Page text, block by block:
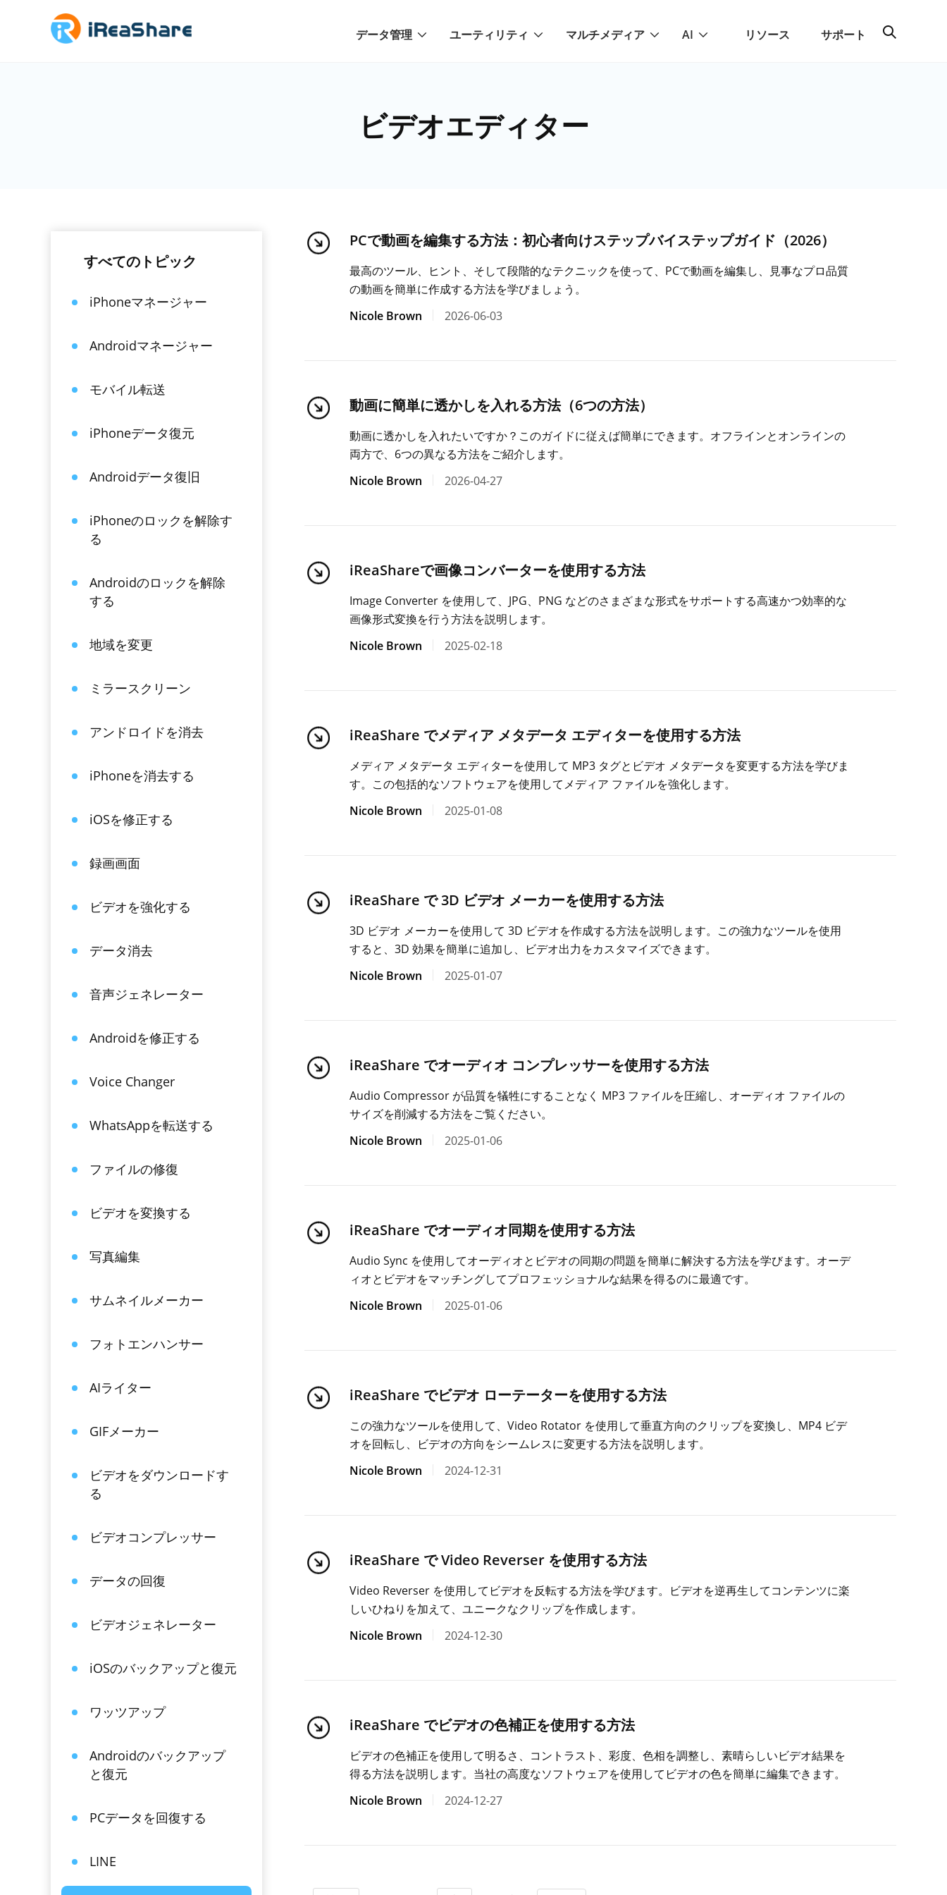
データ管理 ユーティリティ マルチメディア AI リソース サポート
ビデオエディター
すべてのトピック
iPhoneマネージャー
Androidマネージャー
モバイル転送
iPhoneデータ復元
Androidデータ復旧
iPhoneのロックを解除す
る
Androidのロックを解除
する
地域を変更
ミラースクリーン
アンドロイドを消去
iPhoneを消去する
iOSを修正する
録画画面
ビデオを強化する
データ消去
音声ジェネレーター
Androidを修正する
Voice Changer
WhatsAppを転送する
ファイルの修復
ビデオを変換する
写真編集
サムネイルメーカー
フォトエンハンサー
AIライター
GIFメーカー
ビデオをダウンロードす
る
ビデオコンプレッサー
データの回復
ビデオジェネレーター
iOSのバックアップと復元
ワッツアップ
Androidのバックアップ
と復元
PCデータを回復する
LINE
PCで動画を編集する方法：初心者向けステップバイステップガイド（2026）
最高のツール、ヒント、そして段階的なテクニックを使って、PCで動画を編集し、見事なプロ品質
の動画を簡単に作成する方法を学びましょう。
Nicole Brown
2026-06-03
動画に簡単に透かしを入れる方法（6つの方法）
動画に透かしを入れたいですか？このガイドに従えば簡単にできます。オフラインとオンラインの
両方で、6つの異なる方法をご紹介します。
Nicole Brown
2026-04-27
iReaShareで画像コンバーターを使用する方法
Image Converter を使用して、JPG、PNG などのさまざまな形式をサポートする高速かつ効率的な
画像形式変換を行う方法を説明します。
Nicole Brown
2025-02-18
iReaShare でメディア メタデータ エディターを使用する方法
メディア メタデータ エディターを使用して MP3 タグとビデオ メタデータを変更する方法を学びま
す。この包括的なソフトウェアを使用してメディア ファイルを強化します。
Nicole Brown
2025-01-08
iReaShare で 3D ビデオ メーカーを使用する方法
3D ビデオ メーカーを使用して 3D ビデオを作成する方法を説明します。この強力なツールを使用
すると、3D 効果を簡単に追加し、ビデオ出力をカスタマイズできます。
Nicole Brown
2025-01-07
iReaShare でオーディオ コンプレッサーを使用する方法
Audio Compressor が品質を犠牲にすることなく MP3 ファイルを圧縮し、オーディオ ファイルの
サイズを削減する方法をご覧ください。
Nicole Brown
2025-01-06
iReaShare でオーディオ同期を使用する方法
Audio Sync を使用してオーディオとビデオの同期の問題を簡単に解決する方法を学びます。オーデ
ィオとビデオをマッチングしてプロフェッショナルな結果を得るのに最適です。
Nicole Brown
2025-01-06
iReaShare でビデオ ローテーターを使用する方法
この強力なツールを使用して、Video Rotator を使用して垂直方向のクリップを変換し、MP4 ビデ
オを回転し、ビデオの方向をシームレスに変更する方法を説明します。
Nicole Brown
2024-12-31
iReaShare で Video Reverser を使用する方法
Video Reverser を使用してビデオを反転する方法を学びます。ビデオを逆再生してコンテンツに楽
しいひねりを加えて、ユニークなクリップを作成します。
Nicole Brown
2024-12-30
iReaShare でビデオの色補正を使用する方法
ビデオの色補正を使用して明るさ、コントラスト、彩度、色相を調整し、素晴らしいビデオ結果を
得る方法を説明します。当社の高度なソフトウェアを使用してビデオの色を簡単に編集できます。
Nicole Brown
2024-12-27